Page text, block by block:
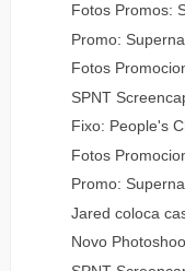
Fotos Promos:
Promo:
Fotos
SPNT
Fixo: People's
Fotos
Promo:
Jared coloca
Novo